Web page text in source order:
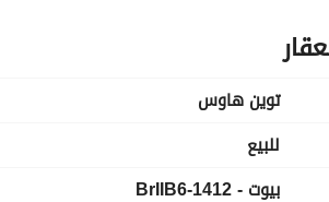
توين هاوس
للبيع
بيوت - 1412-BrIIB6